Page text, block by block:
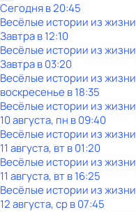
Сегодня в 20:45
Весёлые истории из жизни
Завтра в 12:10
Весёлые истории из жизни
Завтра в 03:20
Весёлые истории из жизни
воскресенье в18:35
Весёлые истории из жизни
10 августа, пн в 09:40
Весёлые истории из жизни
11 августа, вт в 01:20
Весёлые истории из жизни
11 августа, вт в 16:25
Весёлые истории из жизни
12 августа, ср в 07:45